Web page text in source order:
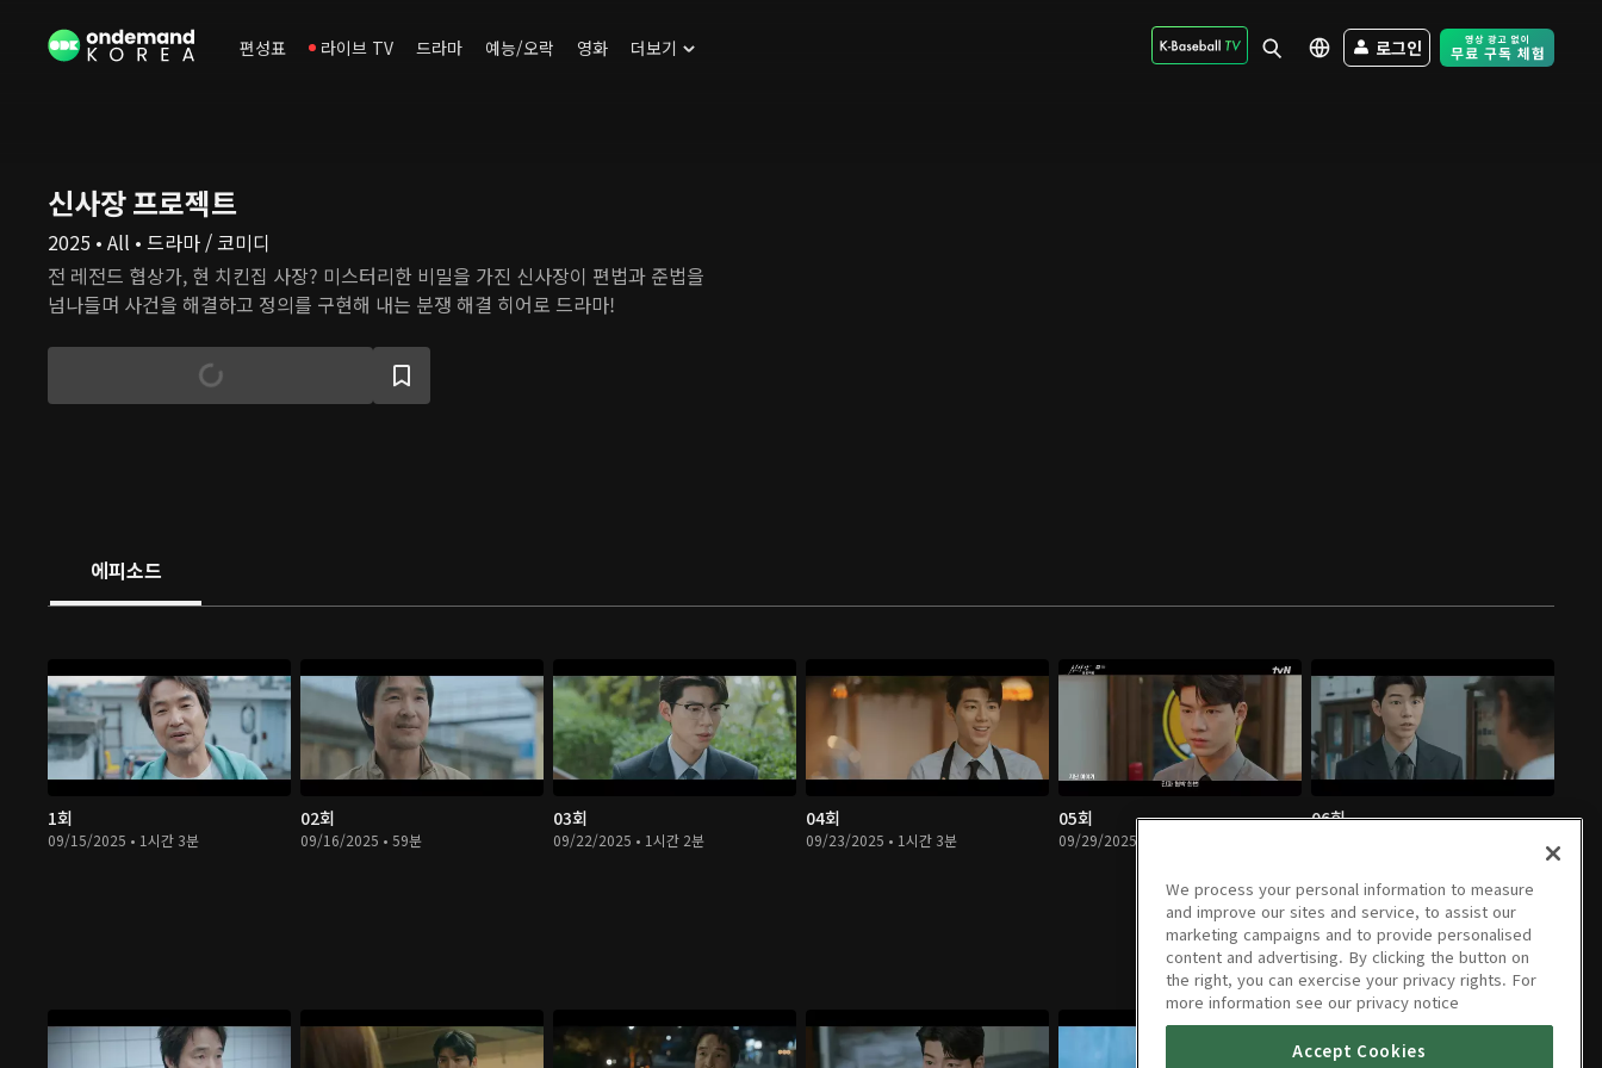
편성표 라이브 TV 드라마 예능/오락 영화 더보기 로그인 Free Trial -
신사장 프로젝트
2025 • All • 드라마 / 코미디
전 레전드 협상가, 현 치킨집 사장? 미스터리한 비밀을 가진 신사장이 편법과 준법을
넘나들며 사건을 해결하고 정의를 구현해 내는 분쟁 해결 히어로 드라마!
에피소드
1회
09/15/2025 • 1시간 3분
02회
09/16/2025 • 59분
03회
09/22/2025 • 1시간 2분
04회
09/23/2025 • 1시간 3분
05회
09/29/2025 • 1시간 7분
06회
We process your personal information to measure
and improve our sites and service, to assist our
marketing campaigns and to provide personalised
content and advertising. By clicking the button on
the right, you can exercise your privacy rights. For
more information see our privacy notice
Accept Cookies